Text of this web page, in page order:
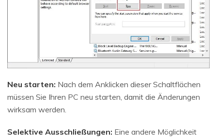
Neu starten: Nach dem Anklicken dieser Schaltflächen
müssen Sie Ihren PC neu starten, damit die Änderungen
wirksam werden.
Selektive Ausschließungen: Eine andere Möglichkeit